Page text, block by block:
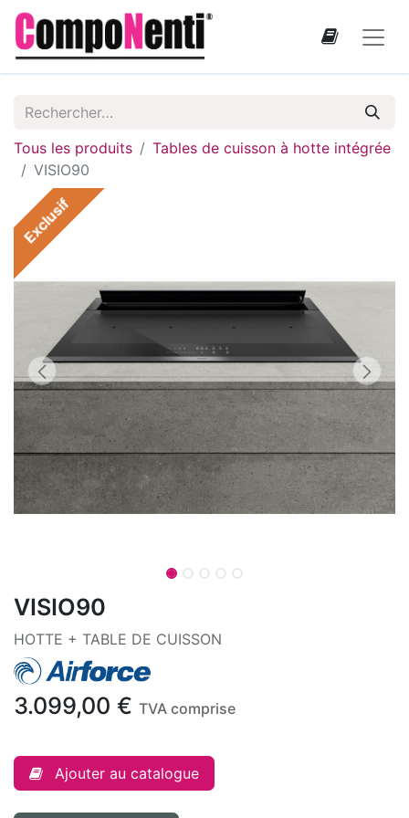
Tous les produits
Tables de cuisson à hotte intégrée
VISIO90
Exclusif
VISIO90
HOTTE + TABLE DE CUISSON
3.099,00 € TVA comprise
Ajouter au catalogue